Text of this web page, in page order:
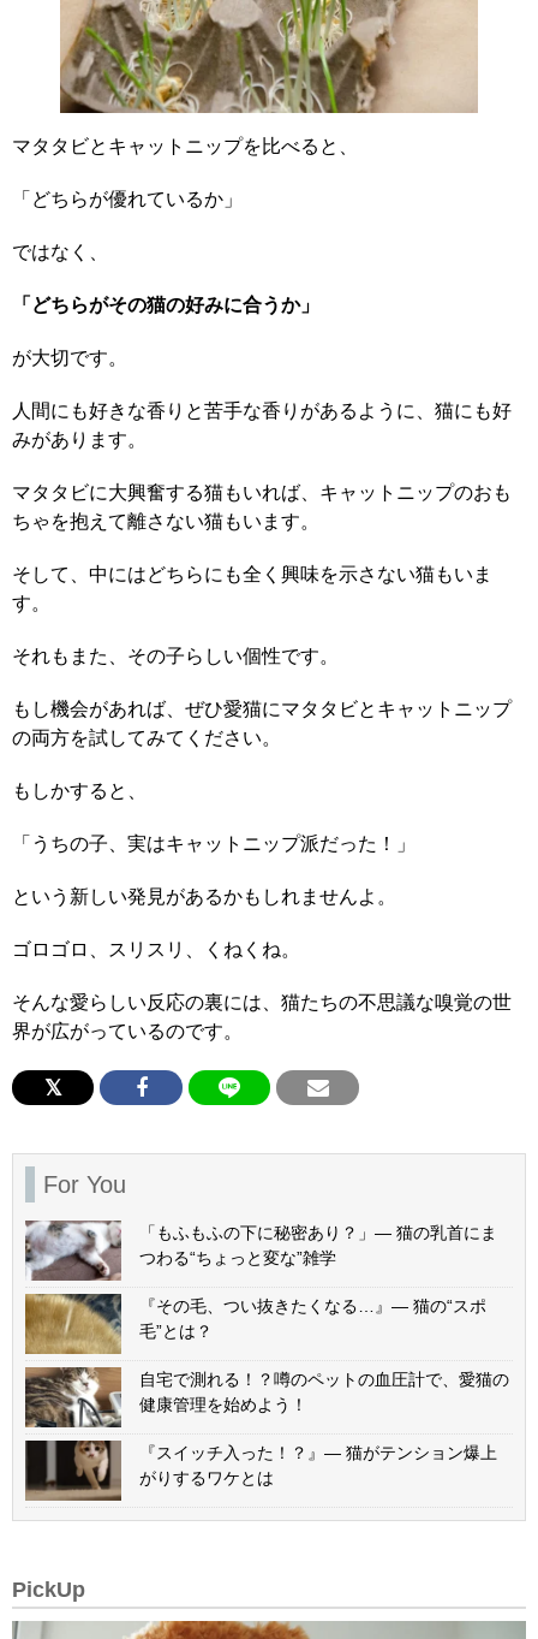
マタタビとキャットニップを比べると、
「どちらが優れているか」
ではなく、
「どちらがその猫の好みに合うか」
が大切です。
人間にも好きな香りと苦手な香りがあるように、猫にも好
みがあります。
マタタビに大興奮する猫もいれば、キャットニップのおも
ちゃを抱えて離さない猫もいます。
そして、中にはどちらにも全く興味を示さない猫もいま
す。
それもまた、その子らしい個性です。
もし機会があれば、ぜひ愛猫にマタタビとキャットニップ
の両方を試してみてください。
もしかすると、
「うちの子、実はキャットニップ派だった！」
という新しい発見があるかもしれませんよ。
ゴロゴロ、スリスリ、くねくね。
そんな愛らしい反応の裏には、猫たちの不思議な嗅覚の世
界が広がっているのです。
For You
「もふもふの下に秘密あり？」— 猫の乳首にま
つわる“ちょっと変な”雑学
『その毛、つい抜きたくなる…』— 猫の“スポ
毛”とは？
自宅で測れる！？噂のペットの血圧計で、愛猫の
健康管理を始めよう！
『スイッチ入った！？』— 猫がテンション爆上
がりするワケとは
PickUp